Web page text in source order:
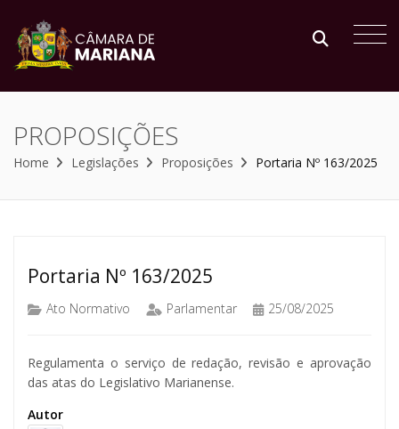
PROPOSIÇÕES
Home Legislações Proposições Portaria Nº 163/2025
Portaria Nº 163/2025
Ato Normativo Parlamentar 25/08/2025
Regulamenta o serviço de redação, revisão e aprovação
das atas do Legislativo Marianense.
Autor